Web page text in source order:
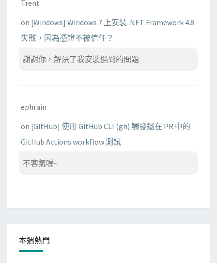
Trent
on [Windows] Windows 7 上安裝 .NET Framework 4.8
失敗，因為憑證不被信任？
謝謝你，解決了我安裝遇到的問題
ephrain
on [GitHub] 使用 GitHub CLI (gh) 觸發還在 PR 中的
GitHub Actions workflow 測試
不客氣喔~
本週熱門